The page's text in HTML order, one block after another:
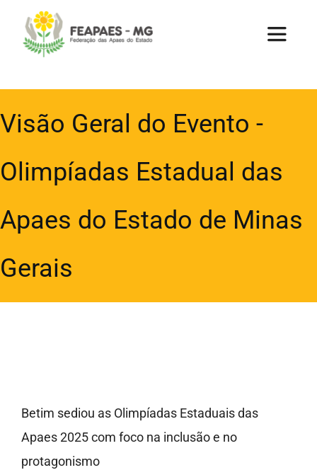
Toggle
Uniapae
Visão Geral do Evento -
Olimpíadas Estadual das
Apaes do Estado de Minas
Gerais
Betim sediou as Olimpíadas Estaduais das
Apaes 2025 com foco na inclusão e no
protagonismo